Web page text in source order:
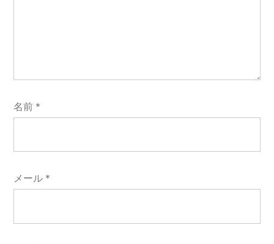
名前 *
メール *